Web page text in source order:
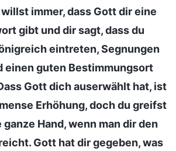
immer, dass Gott dir eine
gibt und dir sagt, dass du
eintreten, Segnungen
einen guten Bestimmungsort
Gott dich auserwählt hat, ist
Erhöhung, doch du greifst
Hand, wenn man dir den
Gott hat dir gegeben, was